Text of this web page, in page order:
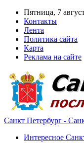
Пятница, 7
Контакты
Лента
Политика сайта
Карта
Реклама на сайте
Санкт Петербург -
Интересное